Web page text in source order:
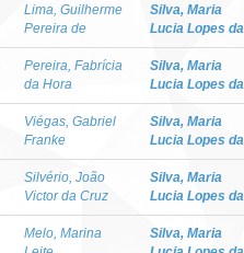
Lima, Guilherme
Pereira de
Silva, Maria
Lucia Lopes da
Pereira, Fabrícia
da Hora
Silva, Maria
Lucia Lopes da
Viégas, Gabriel
Franke
Silva, Maria
Lucia Lopes da
Silvério, João
Victor da Cruz
Silva, Maria
Lucia Lopes da
Melo, Marina
Silva, Maria